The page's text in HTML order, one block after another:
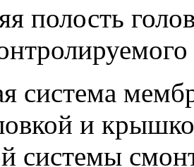
полость
система
и
системы